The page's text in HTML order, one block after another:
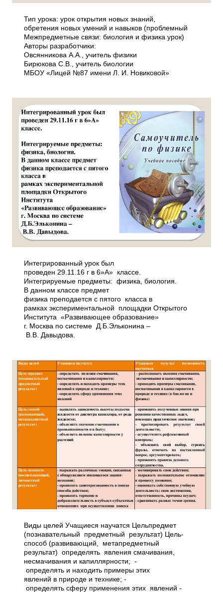
Тип урока: урок открытия новых знаний,
обретения новых умений и навыков (проблемный
Межпредметные связи: биология и физика урок)
Авторы разработчики:
Овсянникова А.А., учитель физики
Бирюкова С.В., учитель биологии
МБОУ «Лицей №87 имени Л. И. Новиковой»
Интегрированный урок был
проведен 29.11.16 г в 6»А» классе.
Интегрируемые предметы: физика, биология.
В данном классе предмет
физика преподается с пятого класса в
рамках экспериментальной площадки Открытого
Института «Развивающее образование»
г. Москва по системе Д.Б.Эльконина –
В.В. Давыдова.
Виды целей Учащиеся научатся Цель­предмет
(познавательный предметный результат) Цель­
способ (развивающий, метапредметный
результат) ­ определять явления смачивания,
несмачивания и капиллярности; ­
определять и находить примеры этих
явлений в природе и технике; ­
определять сферу применения этих явлений ­